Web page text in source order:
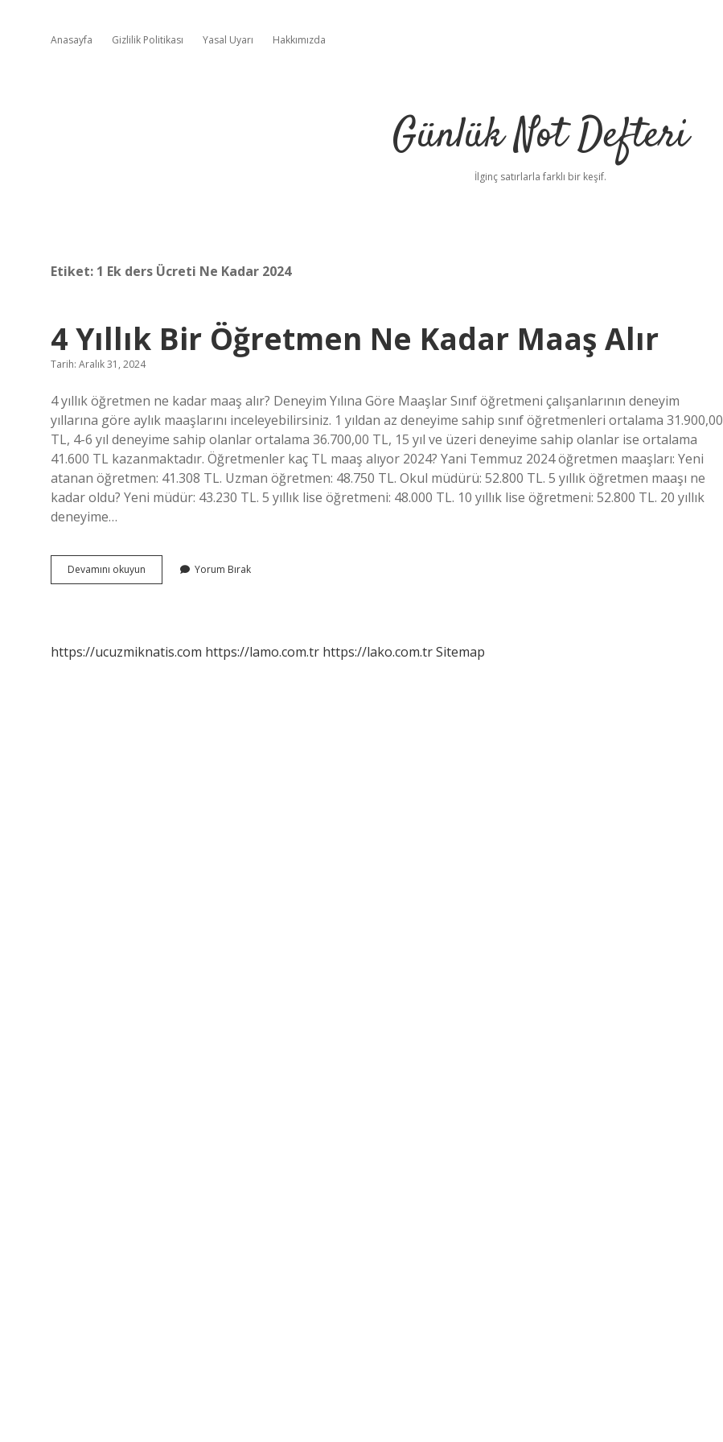
Anasayfa Gizlilik Politikası Yasal Uyarı Hakkımızda
Günlük Not Defteri
İlginç satırlarla farklı bir keşif.
Etiket: 1 Ek ders Ücreti Ne Kadar 2024
4 Yıllık Bir Öğretmen Ne Kadar Maaş Alır
Tarih: Aralık 31, 2024
4 yıllık öğretmen ne kadar maaş alır? Deneyim Yılına Göre Maaşlar Sınıf öğretmeni çalışanlarının deneyim
yıllarına göre aylık maaşlarını inceleyebilirsiniz. 1 yıldan az deneyime sahip sınıf öğretmenleri ortalama 31.900,00
TL, 4-6 yıl deneyime sahip olanlar ortalama 36.700,00 TL, 15 yıl ve üzeri deneyime sahip olanlar ise ortalama
41.600 TL kazanmaktadır. Öğretmenler kaç TL maaş alıyor 2024? Yani Temmuz 2024 öğretmen maaşları: Yeni
atanan öğretmen: 41.308 TL. Uzman öğretmen: 48.750 TL. Okul müdürü: 52.800 TL. 5 yıllık öğretmen maaşı ne
kadar oldu? Yeni müdür: 43.230 TL. 5 yıllık lise öğretmeni: 48.000 TL. 10 yıllık lise öğretmeni: 52.800 TL. 20 yıllık
deneyime…
Devamını okuyun
Yıllık
Maaş
Yorum Bırak
https://ucuzmiknatis.com https://lamo.com.tr https://lako.com.trSitemap